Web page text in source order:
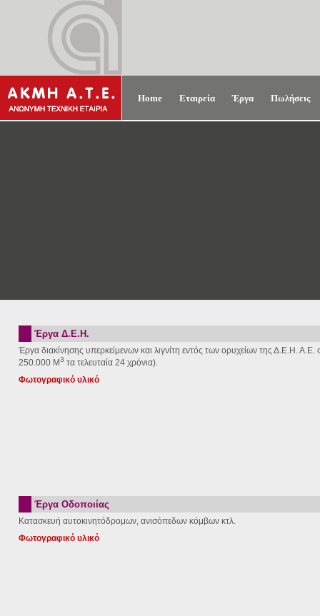
Home Εταιρεία Έργα Πωλήσεις
Έργα Δ.Ε.Η.
Έργα διακίνησης υπερκείμενων και λιγνίτη εντός των ορυχείων της Δ.Ε.Η.
250.000 Μ3 τα τελευταία 24 χρόνια).
Φωτογραφικό υλικό
Έργα Οδοποιίας
Κατασκευή αυτοκινητόδρομων, ανισόπεδων κόμβων κτλ.
Φωτογραφικό υλικό